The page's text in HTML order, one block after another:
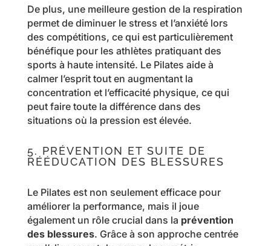
De plus, une meilleure gestion de la respiration
permet de diminuer le stress et l’anxiété lors
des compétitions, ce qui est particulièrement
bénéfique pour les athlètes pratiquant des
sports à haute intensité. Le Pilates aide à
calmer l’esprit tout en augmentant la
concentration et l’efficacité physique, ce qui
peut faire toute la différence dans des
situations où la pression est élevée.
5. PRÉVENTION ET SUITE DE
RÉÉDUCATION DES BLESSURES
Le Pilates est non seulement efficace pour
améliorer la performance, mais il joue
également un rôle crucial dans la prévention
des blessures. Grâce à son approche centrée